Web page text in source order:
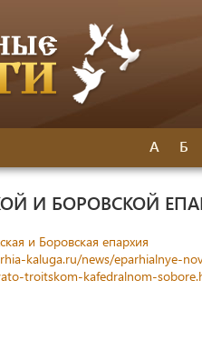
А Б
И БОРОВСКОЙ
и Боровская епархия
kaluga.ru/news/eparhialnye-
troitskom-kafedralnom-